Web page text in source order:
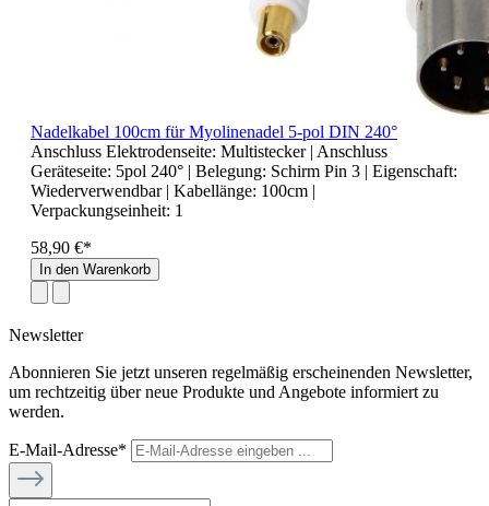
Nadelkabel 100cm für Myolinenadel 5-pol DIN 240°
Anschluss Elektrodenseite: Multistecker | Anschluss
Geräteseite: 5pol 240° | Belegung: Schirm Pin 3 | Eigenschaft:
Wiederverwendbar | Kabellänge: 100cm |
Verpackungseinheit: 1
58,90 €*
In den Warenkorb
Newsletter
Abonnieren Sie jetzt unseren regelmäßig erscheinenden Newsletter,
um rechtzeitig über neue Produkte und Angebote informiert zu
werden.
E-Mail-Adresse*